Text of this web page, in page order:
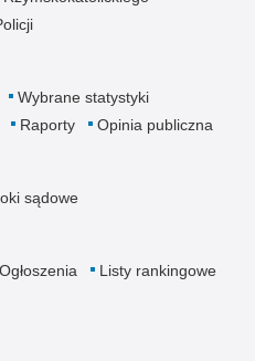
Wybrane statystyki
Raporty Opinia publiczna
sądowe
Ogłoszenia
Listy rankingowe